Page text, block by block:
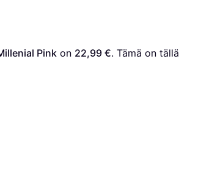
Pink on 22,99 €. Tämä on tällä